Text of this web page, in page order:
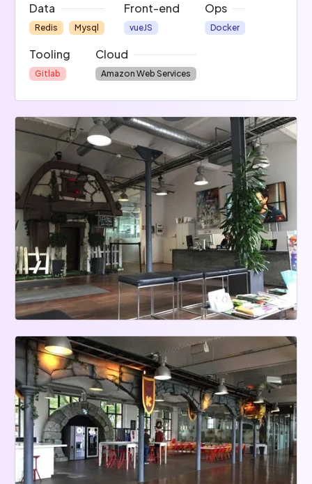
Data
Redis Mysql
Front-end
vueJS
Ops
Docker
Tooling
Gitlab
Cloud
Amazon Web Services